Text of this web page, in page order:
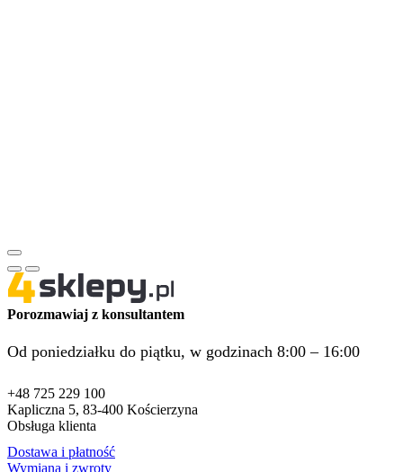
Porozmawiaj z konsultantem
Od poniedziałku do piątku, w godzinach 8:00 – 16:00
+48 725 229 100
Kapliczna 5, 83-400 Kościerzyna
Obsługa klienta
Dostawa i płatność
Wymiana i zwroty